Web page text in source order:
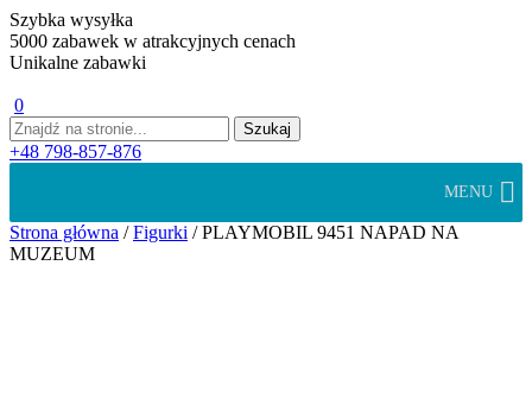
Szybka wysyłka
5000 zabawek w atrakcyjnych cenach
Unikalne zabawki
0
+48 798-857-876
MENU
Strona główna /Figurki / PLAYMOBIL 9451 NAPAD NA
MUZEUM